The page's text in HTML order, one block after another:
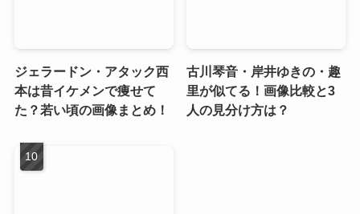
ジェラードン・アタック西
本は昔イケメンで痩せて
た？若い頃の画像まとめ！
古川琴音・岸井ゆきの・趣
里が似てる！画像比較と3
人の見分け方は？